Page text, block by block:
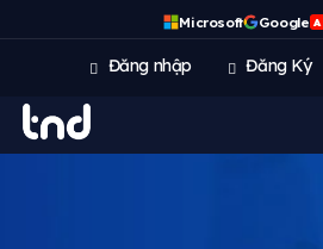
Microsoft Google A
Đăng nhập Đăng Ký